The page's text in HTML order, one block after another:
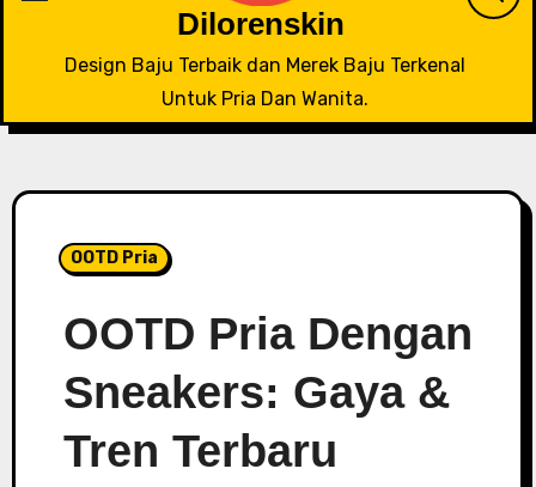
Dilorenskin
Design Baju Terbaik dan Merek Baju Terkenal
Untuk Pria Dan Wanita.
OOTD Pria
OOTD Pria Dengan
Sneakers: Gaya &
Tren Terbaru